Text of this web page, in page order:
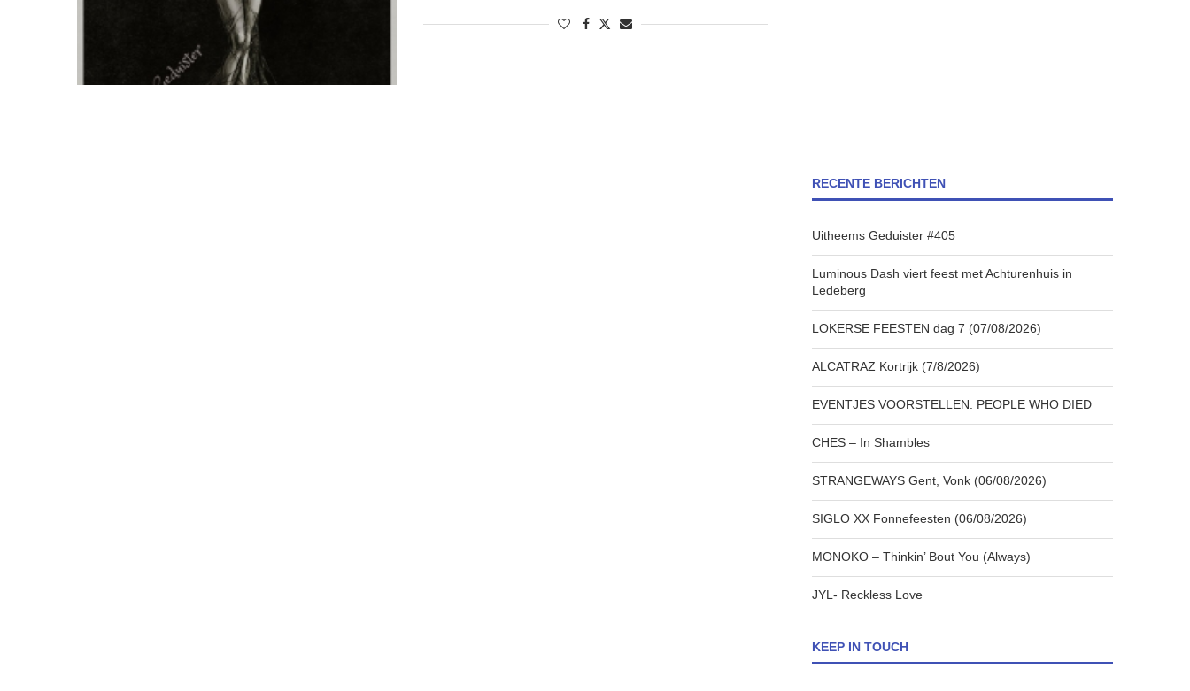
RECENTE BERICHTEN
Uitheems Geduister #405
Luminous Dash viert feest met Achturenhuis in
Ledeberg
LOKERSE FEESTEN dag 7 (07/08/2026)
ALCATRAZ Kortrijk (7/8/2026)
EVENTJES VOORSTELLEN: PEOPLE WHO DIED
CHES – In Shambles
STRANGEWAYS Gent, Vonk (06/08/2026)
SIGLO XX Fonnefeesten (06/08/2026)
MONOKO – Thinkin’ Bout You (Always)
JYL- Reckless Love
KEEP IN TOUCH